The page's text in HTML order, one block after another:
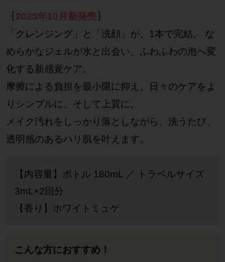
【2025年10月新発売】
「クレンジング」と「洗顔」が、1本で完結。 な
めらかなジェルが水と出会い、ふわふわの泡へ変
化する新感覚ケア。
摩擦による負担を最小限に抑え、日々のケアをよ
りシンプルに、そして上質に。
メイク汚れをしっかり落としながら、洗うたび、
透明感のあるハリ肌を叶えます。
【内容量】ボトル 180mL ／ トラベルサイズ
3mL×2回分
【香り】ホワイトミュゲ
こんな方におすすめ！